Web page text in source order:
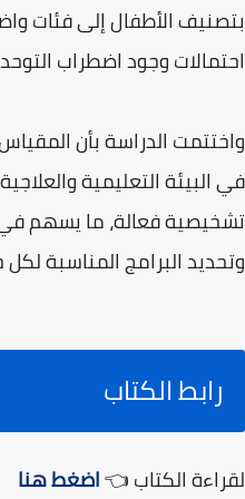
بتصنيف الأطفال إلى فئات
احتمالات وجود اضطراب
واختتمت الدراسة بأن
في البيئة التعليمية
تشخيصية فعالة، ما يسهم في
وتحديد البرامج المناسبة لكل
رابط الكتاب
لقراءة الكتاب 👈اضغط هنا